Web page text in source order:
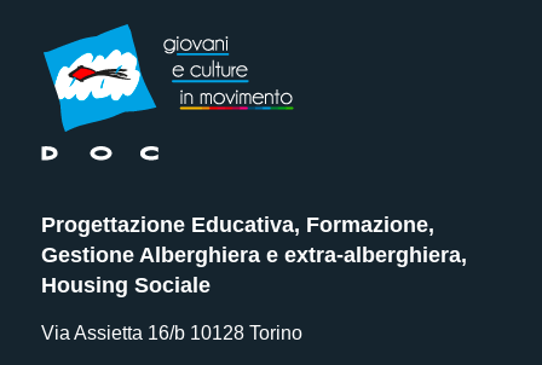
Progettazione Educativa, Formazione,
Gestione Alberghiera e extra-alberghiera,
Housing Sociale
Via Assietta 16/b 10128 Torino